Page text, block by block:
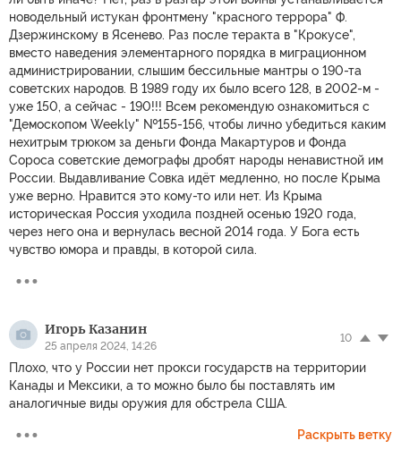
новодельный истукан фронтмену "красного террора" Ф.
Дзержинскому в Ясенево. Раз после теракта в "Крокусе",
вместо наведения элементарного порядка в миграционном
администрировании, слышим бессильные мантры о 190-та
советских народов. В 1989 году их было всего 128, в 2002-м -
уже 150, а сейчас - 190!!! Всем рекомендую ознакомиться с
"Демоскопом Weekly" №155-156, чтобы лично убедиться каким
нехитрым трюком за деньги Фонда Макартуров и Фонда
Сороса советские демографы дробят народы ненавистной им
России. Выдавливание Совка идёт медленно, но после Крыма
уже верно. Нравится это кому-то или нет. Из Крыма
историческая Россия уходила поздней осенью 1920 года,
через него она и вернулась весной 2014 года. У Бога есть
чувство юмора и правды, в которой сила.
Игорь Казанин
25 апреля 2024, 14:26
10
Плохо, что у России нет прокси государств на территории
Канады и Мексики, а то можно было бы поставлять им
аналогичные виды оружия для обстрела США.
Раскрыть ветку